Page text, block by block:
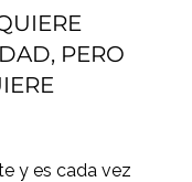
PERO
y es cada vez